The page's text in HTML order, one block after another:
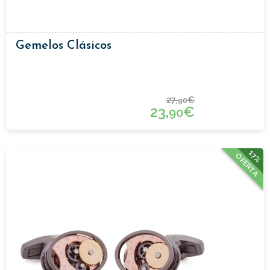
Gemelos Clásicos
27,90€
23,90€
17%
OFERTA